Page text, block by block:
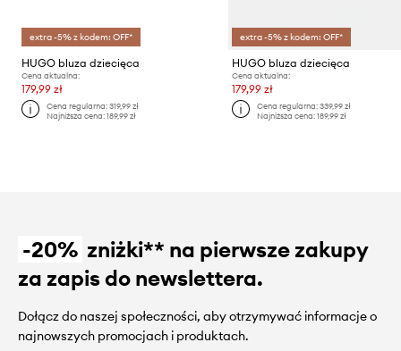
extra -5% z kodem: OFF*
HUGO bluza dziecięca
Cena aktualna:
179,99 zł
Cena regularna:319,99 zł
Najniższa cena:189,99 zł
extra -5% z kodem: OFF*
HUGO bluza dziecięca
Cena aktualna:
179,99 zł
Cena regularna: 339,99 zł
Najniższa cena: 189,99 zł
-20% zniżki** na pierwsze zakupy
za zapis do newslettera.
Dołącz do naszej społeczności, aby otrzymywać informacje o
najnowszych promocjach i produktach.